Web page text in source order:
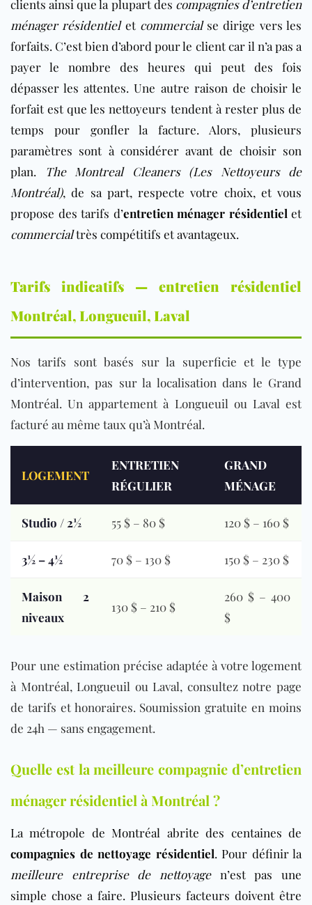
clients ainsi que la plupart des compagnies d’entretien
ménager résidentielet commercialse dirige vers les
forfaits. C’est bien d’abord pour le client car il n’a pas a
payer le nombre des heures qui peut des fois
dépasser les attentes. Une autre raison de choisir le
forfait est que les nettoyeurs tendent à rester plus de
temps pour gonfler la facture. Alors, plusieurs
paramètres sont à considérer avant de choisir son
plan.
The Montreal Cleaners (Les Nettoyeurs de
Montréal), de sa part, respecte votre choix, et vous
propose des tarifs d’entretien ménager résidentiel et
commercialtrès compétitifs et avantageux.
Tarifs indicatifs — entretien résidentiel
Montréal, Longueuil, Laval
Nos tarifs sont basés sur la superficie et le type
d’intervention, pas sur la localisation dans le Grand
Montréal. Un appartement à Longueuil ou Laval est
facturé au même taux qu’à Montréal.
LOGEMENT
ENTRETIEN
RÉGULIER
GRAND
MÉNAGE
Studio / 2½ 55 $ – 80 $ 120 $ – 160 $
3½ – 4½ 70 $ – 130 $ 150 $ – 230 $
Maison 2
niveaux
130 $ – 210 $
260 $ – 400
$
Pour une estimation précise adaptée à votre logement
à Montréal, Longueuil ou Laval, consultez notre page
de tarifs et honoraires. Soumission gratuite en moins
de 24h — sans engagement.
Quelle est la meilleure compagnie d’entretien
ménager résidentiel à Montréal ?
La métropole de Montréal abrite des centaines de
compagnies de nettoyage résidentiel. Pour définir la
meilleure entreprise de nettoyagen’est pas une
simple chose a faire. Plusieurs facteurs doivent être